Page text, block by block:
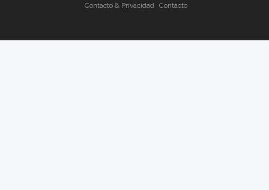
Contacto & Privacidad
Contacto